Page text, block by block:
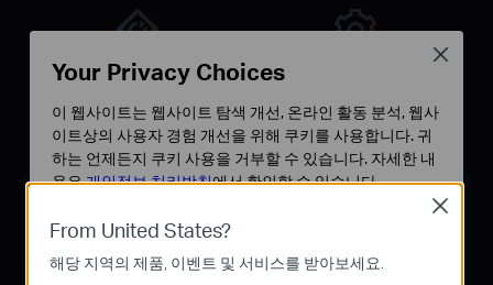
단일 Wi-Fi 이름
이제 Wi-Fi 네트워크를
매번 번거롭게 바꾸지 마세요.
우리 집 Wi-Fi를
중앙에서 관리할 수 있습니다.
From United States?
해당 지역의 제품, 이벤트 및 서비스를 받아보세요.
Close
Your Privacy Choices
이 웹사이트는 웹사이트 탐색 개선, 온라인 활동 분석, 웹사
이트상의 사용자 경험 개선을 위해 쿠키를 사용합니다. 귀
하는 언제든지 쿠키 사용을 거부할 수 있습니다. 자세한 내
용은개인정보 처리방침에서 확인할 수 있습니다.
기본 쿠키
이 쿠키는 웹사이트가 작동하는 데 필요하며 사용자의 시
스템에서 비활성화할 수 없습니다.
Close